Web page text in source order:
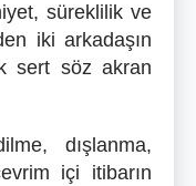
süreklilik ve
iki arkadaşın
sert söz akran
dışlanma,
içi itibarın